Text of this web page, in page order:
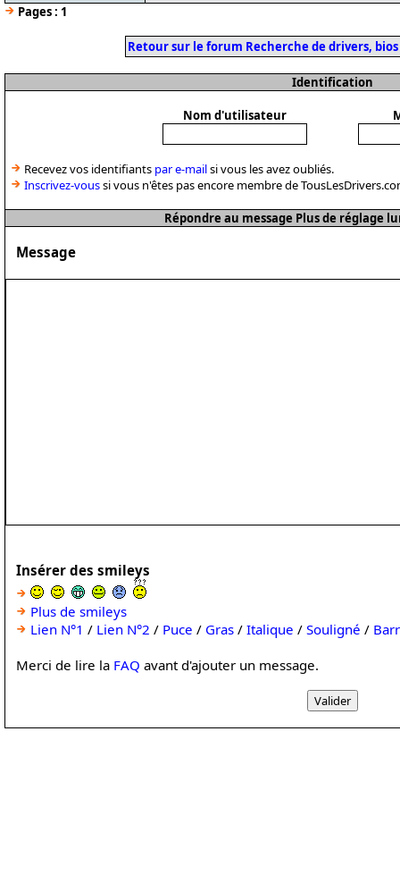
Pages : 1
Retour sur le forum Recherche de drivers,
Identification
Nom d'utilisateur
Recevez vos identifiants par e-mailsi vous les avez oubliés.
Inscrivez-voussi vous n'êtes pas encore membre de
Répondre au message Plus de réglage
Message
Insérer des smileys
Plus de smileys
Lien N°1 / Lien N°2 / Puce / Gras / Italique / Souligné /
Merci de lire la FAQ avant d'ajouter un message.